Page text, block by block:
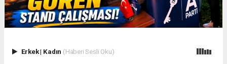
Erkek| Kadın (Haberi Sesli Oku)